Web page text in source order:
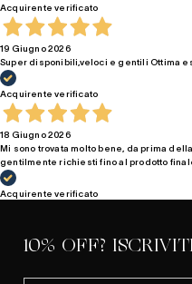
Acquirente verificato
19 Giugno 2026
Super disponibili,veloci e gentili Ottima
Acquirente verificato
18 Giugno 2026
Mi sono trovata molto bene, da prima
gentilmente richiesti fino al prodotto
Acquirente verificato
10% OFF?